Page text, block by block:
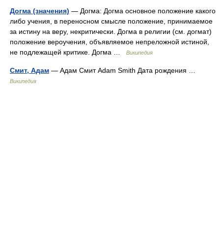
Догма (значения) — Догма: Догма основное положение какого
либо учения, в переносном смысле положение, принимаемое
за истину на веру, некритически. Догма в религии (см. догмат)
положение вероучения, объявляемое непреложной истиной,
не подлежащей критике. Догма …
Википедия
Смит, Адам — Адам Смит Adam Smith Дата рождения …
Википедия